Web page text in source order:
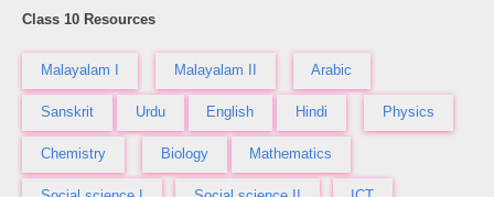
Class 10 Resources
Malayalam I Malayalam II Arabic
Sanskrit Urdu English Hindi Physics
Chemistry Biology Mathematics